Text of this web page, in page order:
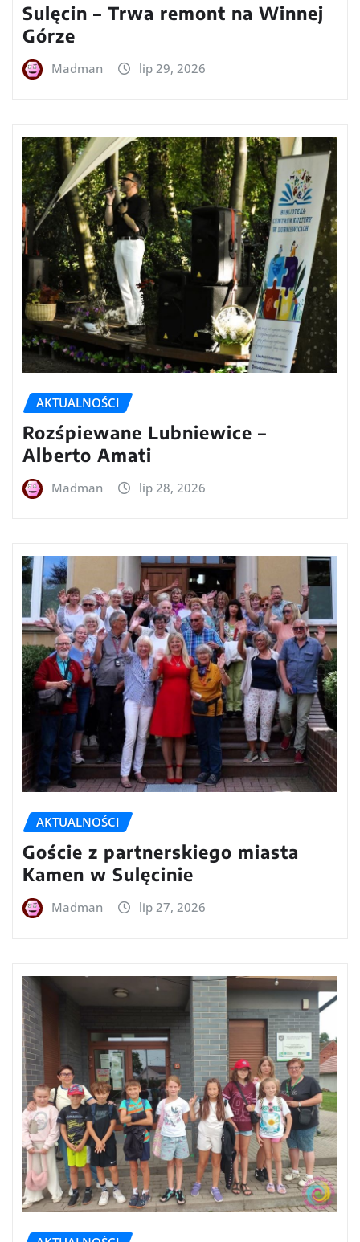
Sulęcin – Trwa remont na Winnej
Górze
Madman lip 29, 2026
AKTUALNOŚCI
Rozśpiewane Lubniewice –
Alberto Amati
Madman lip 28, 2026
AKTUALNOŚCI
Goście z partnerskiego miasta
Kamen w Sulęcinie
Madman lip 27, 2026